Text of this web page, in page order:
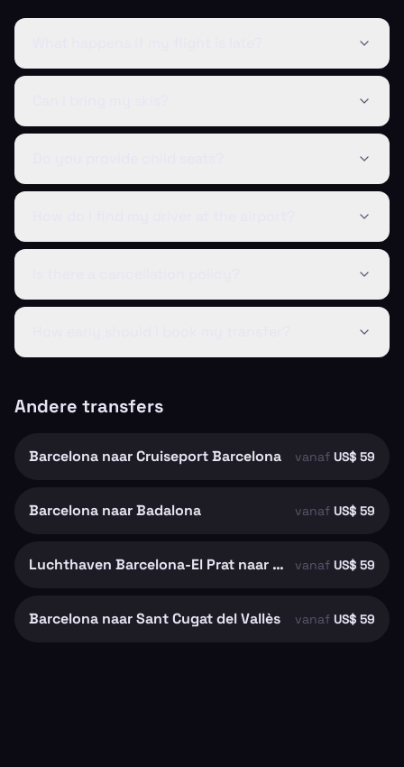
Andere transfers
Barcelona naar Cruiseport Barcelona vanaf US$ 59
Barcelona naar Badalona vanaf US$ 59
Luchthaven Barcelona-El Prat naar Barcelona vanaf US$ 59
Barcelona naar Sant Cugat del Vallès vanaf US$ 59